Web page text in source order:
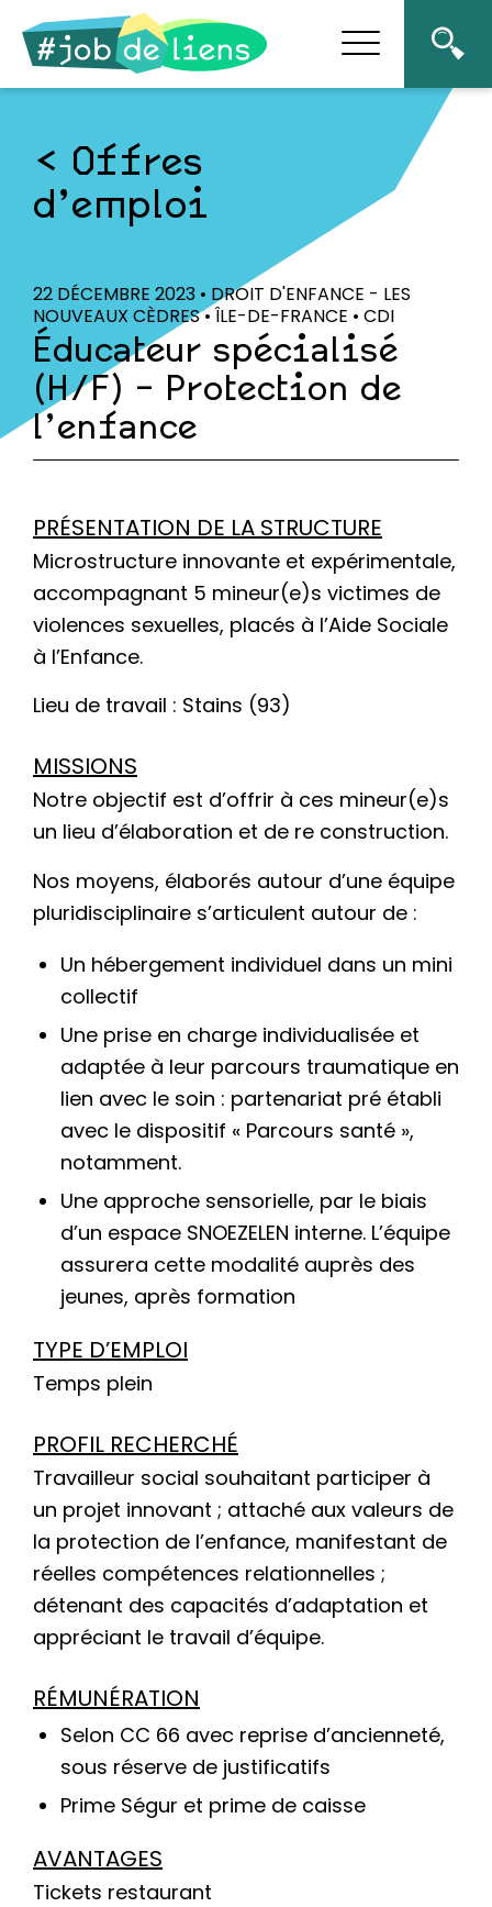
Offres
d’emploi
22 DÉCEMBRE 2023 • DROIT D'ENFANCE - LES
NOUVEAUX CÈDRES • ÎLE-DE-FRANCE • CDI
Éducateur spécialisé
(H/F) – Protection de
l’enfance
PRÉSENTATION DE LA STRUCTURE
Microstructure innovante et expérimentale,
accompagnant 5 mineur(e)s victimes de
violences sexuelles, placés à l’Aide Sociale
à l’Enfance.
Lieu de travail : Stains (93)
MISSIONS
Notre objectif est d’offrir à ces mineur(e)s
un lieu d’élaboration et de re construction.
Nos moyens, élaborés autour d’une équipe
pluridisciplinaire s’articulent autour de :
Un hébergement individuel dans un mini
collectif
Une prise en charge individualisée et
adaptée à leur parcours traumatique en
lien avec le soin : partenariat pré établi
avec le dispositif « Parcours santé »,
notamment.
Une approche sensorielle, par le biais
d’un espace SNOEZELEN interne. L’équipe
assurera cette modalité auprès des
jeunes, après formation
TYPE D’EMPLOI
Temps plein
PROFIL RECHERCHÉ
Travailleur social souhaitant participer à
un projet innovant ; attaché aux valeurs de
la protection de l’enfance, manifestant de
réelles compétences relationnelles ;
détenant des capacités d’adaptation et
appréciant le travail d’équipe.
RÉMUNÉRATION
Selon CC 66 avec reprise d’ancienneté,
sous réserve de justificatifs
Prime Ségur et prime de caisse
AVANTAGES
Tickets restaurant